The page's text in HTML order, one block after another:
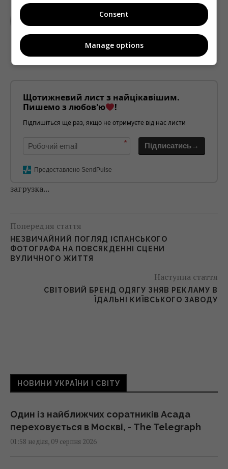
TELEKRITIKA
Щотижневий лист з найцікавішим.
Пишемо з любов'ю
!
Підпишіться ще раз, якщо не отримуєте від нас листи
* Підписатись→
Предоставлено SendPulse
загрузка...
Попередня стаття
НЕЗВИЧАЙНИЙ ПОГЛЯД ІСПАНСЬКОГО
ФОТОГРАФА НА ПОВСЯКДЕННІ СЦЕНИ
ВУЛИЧНОГО ЖИТТЯ
Наступна стаття
СВІТОВИЙ БРЕНД ОДЯГУ ЗНЯВ РЕКЛАМУ В
ЇДАЛЬНІ КИЇВСЬКОГО ЗАВОДУ
НОВИНИ УКРАЇНИ І СВІТУ
Один із найближчих соратників Асада
переховується в Москві, - The Telegraph
01:58 неділя, 09 серпня 2026
Consent
Manage options